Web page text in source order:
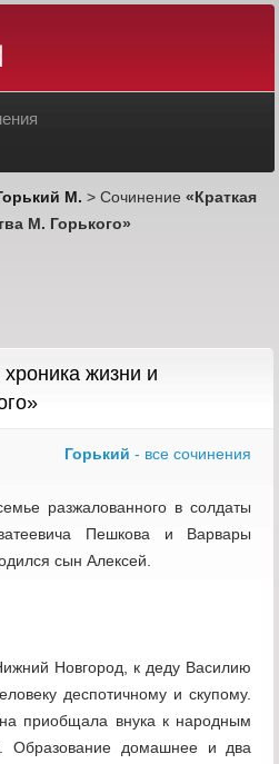
М. > Сочинение«Краткая
М. Горького»
жизни и
Горький - все сочинения
разжалованного в солдаты
Пешкова и Варвары
сын Алексей.
Новгород, к деду Василию
деспотичному и скупому.
приобщала внука к народным
Образование домашнее и два